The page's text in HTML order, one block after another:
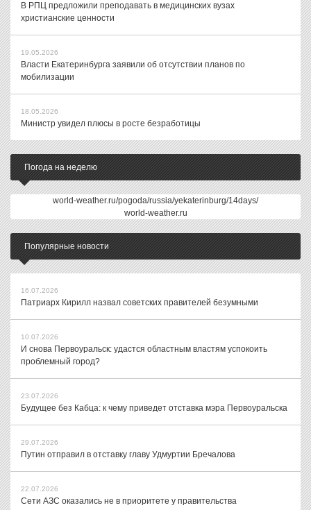
В РПЦ предложили преподавать в медицинских вузах
христианские ценности
19.05.2026
Власти Екатеринбурга заявили об отсутствии планов по
мобилизации
18.05.2026
Министр увидел плюсы в росте безработицы
Погода на неделю
world-weather.ru/pogoda/russia/yekaterinburg/14days/
world-weather.ru
Популярные новости
16.07.2026
Патриарх Кирилл назвал советских правителей безумными
10.07.2026
И снова Первоуральск: удастся областным властям успокоить
проблемный город?
23.07.2026
Будущее без Кабца: к чему приведет отставка мэра Первоуральска
29.07.2026
Путин отправил в отставку главу Удмуртии Бречалова
22.07.2026
Сети АЗС оказались не в приоритете у правительства